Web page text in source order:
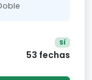
Sí
53 fechas